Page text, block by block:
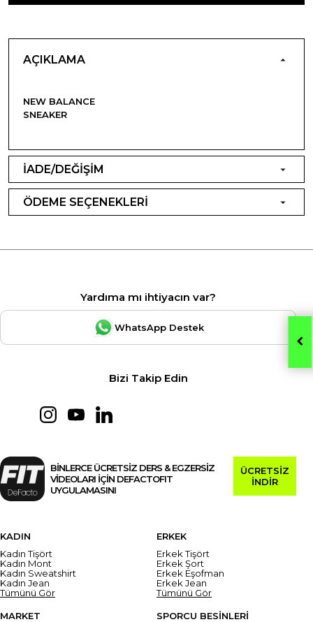
AÇIKLAMA
NEW BALANCE
SNEAKER
İADE/DEĞİŞİM
ÖDEME SEÇENEKLERİ
Yardıma mı ihtiyacın var?
WhatsApp Destek
Bizi Takip Edin
BİNLERCE ÜCRETSİZ DERS & EGZERSİZ
VİDEOLARI İÇİN DEFACTOFIT
UYGULAMASINI
ÜCRETSİZ
İNDİR
KADIN
Kadın Tişört
Kadın Mont
Kadın Sweatshirt
Kadın Jean
Tümünü Gör
ERKEK
Erkek Tişört
Erkek Şort
Erkek Eşofman
Erkek Jean
Tümünü Gör
MARKET
SPORCU BESİNLERİ